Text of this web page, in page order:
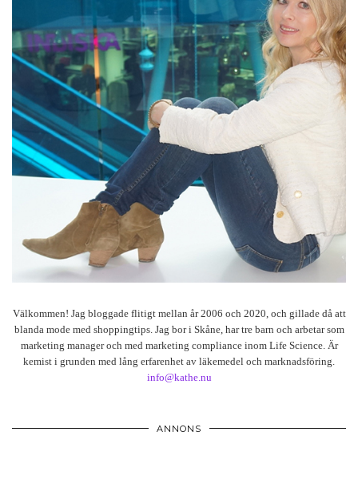
Välkommen! Jag bloggade flitigt mellan år 2006 och 2020, och gillade då att
blanda mode med shoppingtips. Jag bor i Skåne, har tre barn och arbetar som
marketing manager och med marketing compliance inom Life Science. Är
kemist i grunden med lång erfarenhet av läkemedel och marknadsföring.
info@kathe.nu
ANNONS